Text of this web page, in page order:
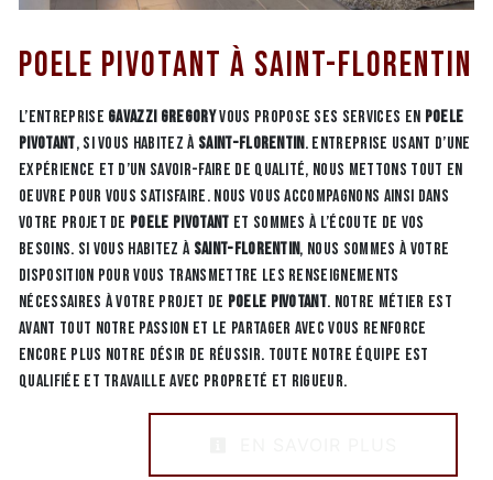
Poele pivotant à Saint-Florentin
L’entreprise GAVAZZI GREGORYvous propose ses services en Poele
pivotant, si vous habitez à Saint-Florentin. Entreprise usant d’une
expérience et d’un savoir-faire de qualité, nous mettons tout en
oeuvre pour vous satisfaire. Nous vous accompagnons ainsi dans
votre projet de Poele pivotant et sommes à l’écoute de vos
besoins. Si vous habitez à Saint-Florentin, nous sommes à votre
disposition pour vous transmettre les renseignements
nécessaires à votre projet de Poele pivotant. Notre métier est
avant tout notre passion et le partager avec vous renforce
encore plus notre désir de réussir. Toute notre équipe est
qualifiée et travaille avec propreté et rigueur.